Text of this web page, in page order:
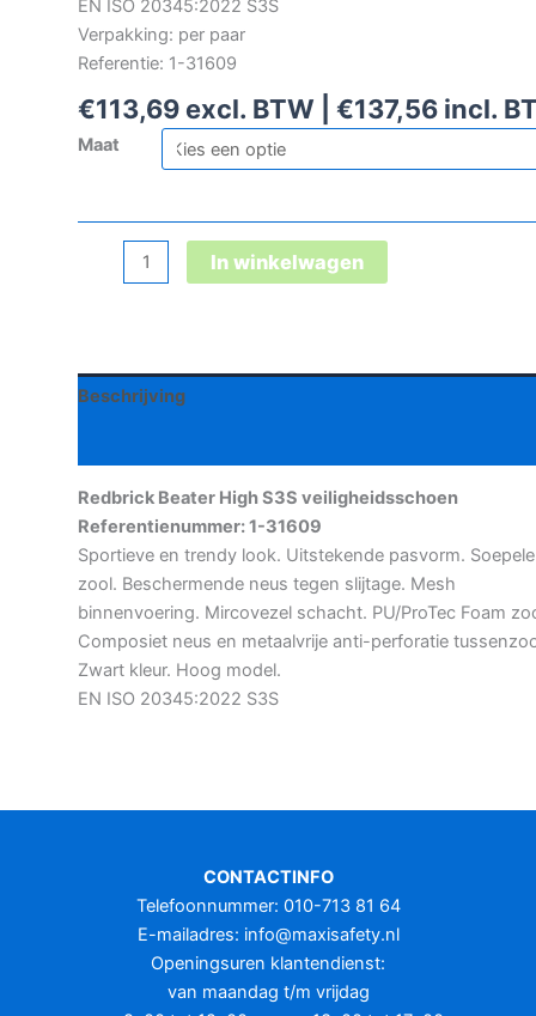
EN ISO 20345:2022 S3S
Verpakking: per paar
Referentie: 1-31609
€113,69 excl. BTW | €137,56 incl.
Maat
Redbrick
Beater
veiligheidsschoen
aantal
In winkelwagen
Beschrijving
Redbrick Beater High S3S veiligheidsschoen
Referentienummer: 1-31609
Sportieve en trendy look. Uitstekende pasvorm. Soepele
zool. Beschermende neus tegen slijtage. Mesh
binnenvoering. Mircovezel schacht. PU/ProTec Foam
Composiet neus en metaalvrije anti-perforatie
Zwart kleur. Hoog model.
EN ISO 20345:2022 S3S
CONTACTINFO
Telefoonnummer: 010-713 81 64
E-mailadres: info@maxisafety.nl
Openingsuren klantendienst:
van maandag t/m vrijdag